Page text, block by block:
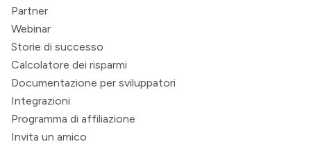
Partner
Webinar
Storie di successo
Calcolatore dei risparmi
Documentazione per sviluppatori
Integrazioni
Programma di affiliazione
Invita un amico